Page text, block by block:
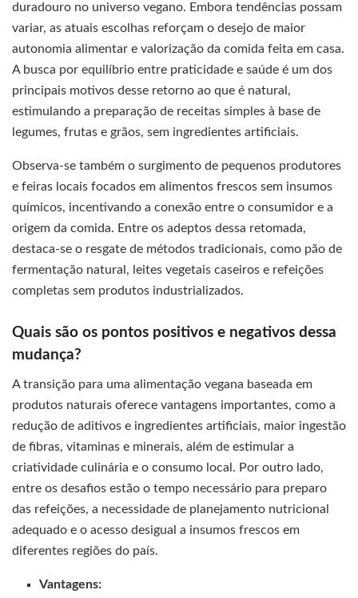
duradouro no universo vegano. Embora tendências possam
variar, as atuais escolhas reforçam o desejo de maior
autonomia alimentar e valorização da comida feita em casa.
A busca por equilíbrio entre praticidade e saúde é um dos
principais motivos desse retorno ao que é natural,
estimulando a preparação de receitas simples à base de
legumes, frutas e grãos, sem ingredientes artificiais.
Observa-se também o surgimento de pequenos produtores
e feiras locais focados em alimentos frescos sem insumos
químicos, incentivando a conexão entre o consumidor e a
origem da comida. Entre os adeptos dessa retomada,
destaca-se o resgate de métodos tradicionais, como pão de
fermentação natural, leites vegetais caseiros e refeições
completas sem produtos industrializados.
Quais são os pontos positivos e negativos dessa
mudança?
A transição para uma alimentação vegana baseada em
produtos naturais oferece vantagens importantes, como a
redução de aditivos e ingredientes artificiais, maior ingestão
de fibras, vitaminas e minerais, além de estimular a
criatividade culinária e o consumo local. Por outro lado,
entre os desafios estão o tempo necessário para preparo
das refeições, a necessidade de planejamento nutricional
adequado e o acesso desigual a insumos frescos em
diferentes regiões do país.
Vantagens: